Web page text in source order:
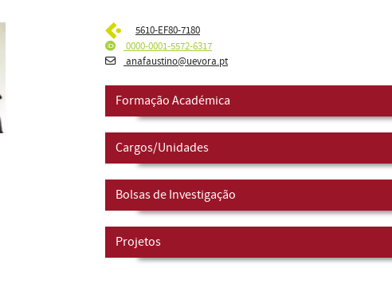
5610-EF80-7180
0000-0001-5572-6317
anafaustino@uevora.pt
Formação Académica
Cargos/Unidades
Bolsas de Investigação
Projetos